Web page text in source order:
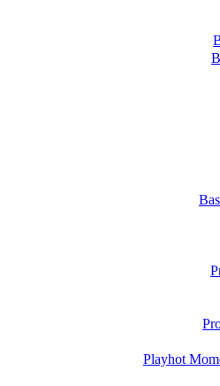
Playhot